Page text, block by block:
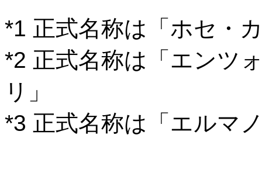
*1 正式名称は「ホセ・
*2 正式名称は「エンツ
リ」
*3 正式名称は「エルマ